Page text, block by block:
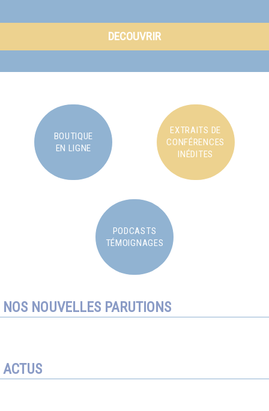
DECOUVRIR
BOUTIQUE
EN LIGNE
EXTRAITS DE
CONFÉRENCES
INÉDITES
PODCASTS
TÉMOIGNAGES
NOS NOUVELLES PARUTIONS
ACTUS